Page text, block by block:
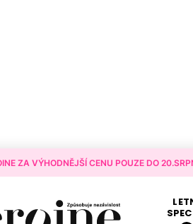
ZA VÝHODNĚJŠÍ CENU POUZE DO